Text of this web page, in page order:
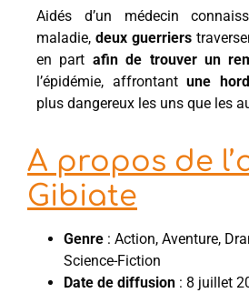
Aidés d’un médecin
maladie, deux guerriers
en part afin de trouver un
l’épidémie, affrontantune
plus dangereux les uns que les
A propos de
Gibiate
Genre : Action, Aventure,
Science-Fiction
Date de diffusion : 8 juillet